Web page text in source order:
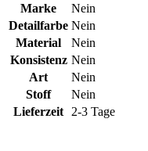
Marke
Nein
Detailfarbe Nein
Material
Nein
Konsistenz Nein
Art
Nein
Stoff
Nein
Lieferzeit
2-3 Tage